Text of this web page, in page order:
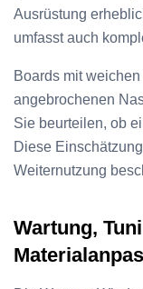
Ausrüstung
umfasst auch
Boards mit
angebrochenen
Sie beurteilen, ob
Diese
Weiternutzung
Wartung,